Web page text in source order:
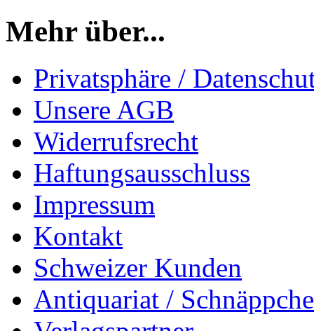
Mehr über...
Privatsphäre /
Unsere AGB
Widerrufsrecht
Haftungsausschluss
Impressum
Kontakt
Schweizer Kunden
Antiquariat /